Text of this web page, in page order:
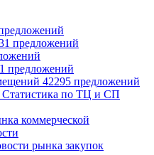
предложений
предложений
42295 предложений
Статистика по ТЦ и СП
коммерческой
рынка закупок